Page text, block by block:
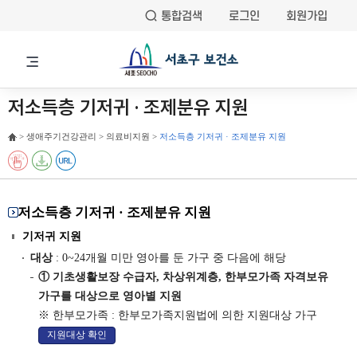
통합검색 로그인 회원가입
저소득층 기저귀 · 조제분유 지원
> 생애주기건강관리 > 의료비지원 > 저소득층 기저귀 · 조제분유 지원
저소득층 기저귀 · 조제분유 지원
기저귀 지원
대상: 0~24개월 미만 영아를 둔 가구 중 다음에 해당
① 기초생활보장 수급자, 차상위계층, 한부모가족 자격보유
가구를 대상으로 영아별 지원
※ 한부모가족 : 한부모가족지원법에 의한 지원대상 가구
지원대상 확인